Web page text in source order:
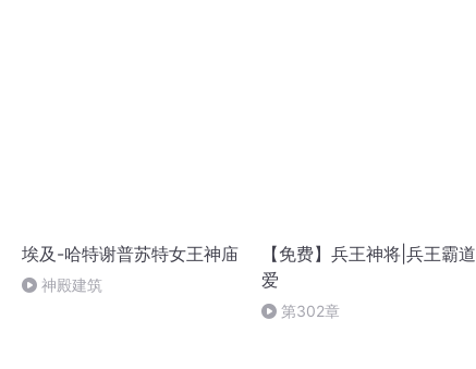
埃及-哈特谢普苏特女王神庙
神殿建筑
【免费】兵王神将|兵王霸道
爱
第302章